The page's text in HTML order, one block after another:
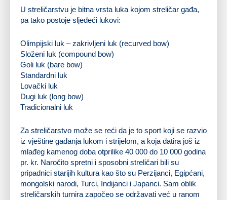
U streličarstvu je bitna vrsta luka kojom streličar gađa,
pa tako postoje sljedeći lukovi:
Olimpijski luk – zakrivljeni luk (recurved bow)
Složeni luk (compound bow)
Goli luk (bare bow)
Standardni luk
Lovački luk
Dugi luk (long bow)
Tradicionalni luk
Za streličarstvo može se reći da je to sport koji se razvio
iz vještine gađanja lukom i strijelom, a koja datira još iz
mlađeg kamenog doba otprilike 40 000 do 10 000 godina
pr. kr. Naročito spretni i sposobni streličari bili su
pripadnici starijih kultura kao što su Perzijanci, Egipćani,
mongolski narodi, Turci, Indijanci i Japanci. Sam oblik
streličarskih turnira započeo se održavati već u ranom